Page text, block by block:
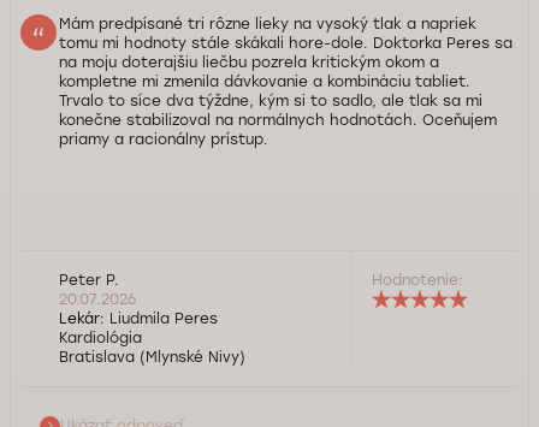
Mám predpísané tri rôzne lieky na vysoký tlak a napriek
tomu mi hodnoty stále skákali hore-dole. Doktorka Peres sa
na moju doterajšiu liečbu pozrela kritickým okom a
kompletne mi zmenila dávkovanie a kombináciu tabliet.
Trvalo to síce dva týždne, kým si to sadlo, ale tlak sa mi
konečne stabilizoval na normálnych hodnotách. Oceňujem
priamy a racionálny prístup.
zafungovala. Nastavenie správnej kombinácie liekov na
hypertenziu býva niekedy náročné a vyžaduje si presne
takýto systematický pohľad, aký pani doktorka má.
Ďakujeme za vašu dôveru a prajeme stabilný tlak aj
Peter P.
20.07.2026
Lekár: Liudmila Peres
Kardiológia
Bratislava (Mlynské Nivy)
Hodnotenie: